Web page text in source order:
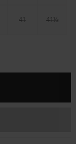
41 41½